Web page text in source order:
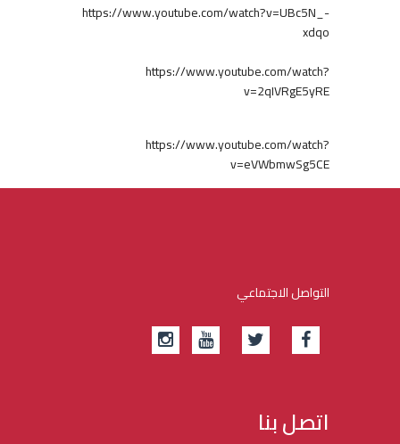
https://www.youtube.com/watch?v=UBc5N_-
xdqo
https://www.youtube.com/watch?
v=2qIVRgE5yRE
https://www.youtube.com/watch?
v=eVWbmwSg5CE
التواصل الاجتماعي
اتصل بنا